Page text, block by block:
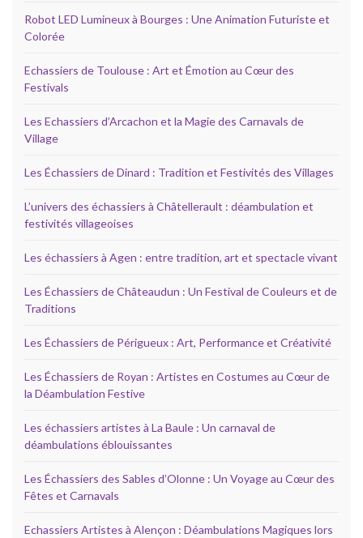
Robot LED Lumineux à Bourges : Une Animation Futuriste et
Colorée
Echassiers de Toulouse : Art et Émotion au Cœur des
Festivals
Les Echassiers d’Arcachon et la Magie des Carnavals de
Village
Les Échassiers de Dinard : Tradition et Festivités des Villages
L’univers des échassiers à Châtellerault : déambulation et
festivités villageoises
Les échassiers à Agen : entre tradition, art et spectacle vivant
Les Échassiers de Châteaudun : Un Festival de Couleurs et de
Traditions
Les Échassiers de Périgueux : Art, Performance et Créativité
Les Échassiers de Royan : Artistes en Costumes au Cœur de
la Déambulation Festive
Les échassiers artistes à La Baule : Un carnaval de
déambulations éblouissantes
Les Échassiers des Sables d’Olonne : Un Voyage au Cœur des
Fêtes et Carnavals
Echassiers Artistes à Alençon : Déambulations Magiques lors